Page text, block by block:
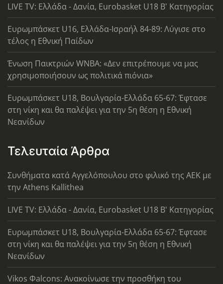
LIVE TV: Ελλάδα - Δανία, Eurobasket U18 Β' Κατηγορίας
Ευρωμπάσκετ U16, Ελλάδα-Ισραήλ 84-89: Λύγισε στο
τέλος η Εθνική Παίδων
Ένωση Παικτριών WNBA: «Δεν επιτρέπουμε να μας
χρησιμοποιήσουν ως πολιτικά πιόνια»
Ευρωμπάσκετ U18, Βουλγαρία-Ελλάδα 65-67: Έφτασε
στη νίκη και θα παλέψει για την 5η θέση η Εθνική
Νεανίδων
Τελευταία Άρθρα
Συνθήματα κατά Αγγελόπουλου στο φιλικό της ΑΕΚ με
την Athens Kallithea
LIVE TV: Ελλάδα - Δανία, Eurobasket U18 Β' Κατηγορίας
Ευρωμπάσκετ U18, Βουλγαρία-Ελλάδα 65-67: Έφτασε
στη νίκη και θα παλέψει για την 5η θέση η Εθνική
Νεανίδων
Vikos Φalcons: Ανακοίνωσε την προσθήκη του